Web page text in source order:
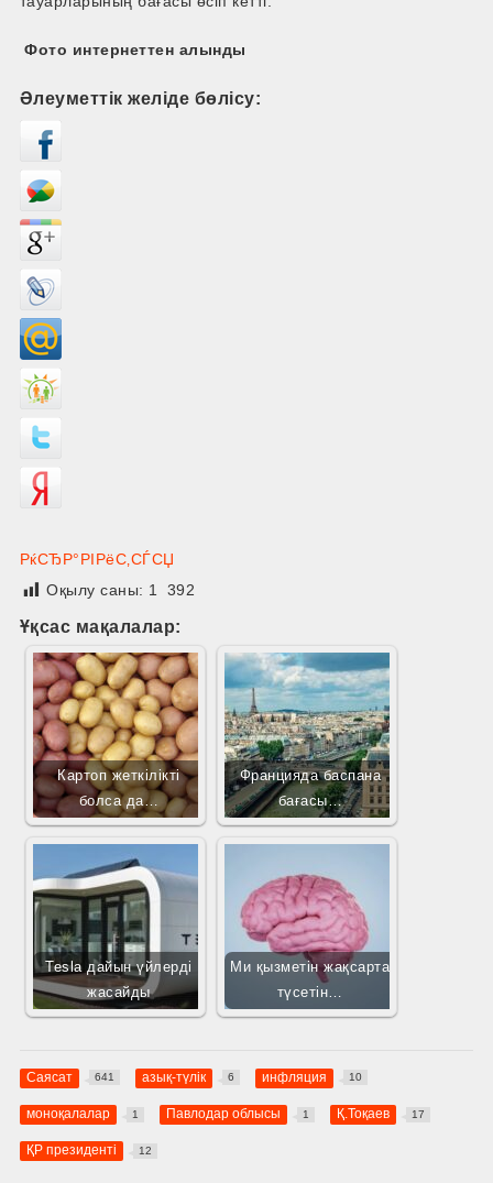
Фото интернеттен алынды
Әлеуметтік желіде бөлісу:
РќСЂР°РІРёС‚СЃСЏ
Оқылу саны: 1 392
Ұқсас мақалалар:
Картоп жеткілікті
болса да…
Францияда баспана
бағасы…
Tesla дайын үйлерді
жасайды
Ми қызметін жақсарта
түсетін…
Саясат 641 азық-түлік 6 инфляция 10
моноқалалар 1 Павлодар облысы 1 Қ.Тоқаев 17
ҚР президенті 12